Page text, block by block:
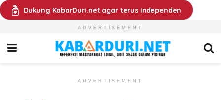
Dukung KabarDuri.net agar terus independen
ADVERTISEMENT
ADVERTISEMENT